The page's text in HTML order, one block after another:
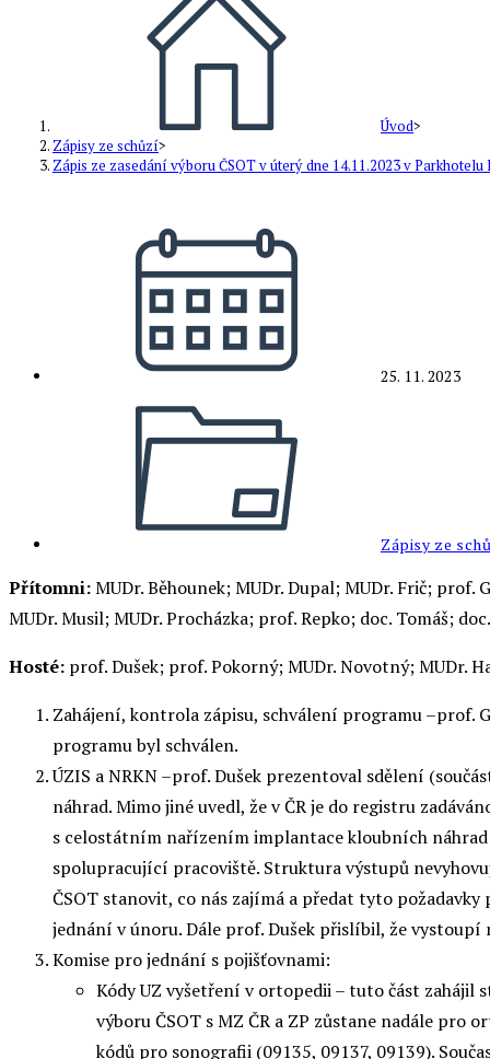
Úvod>
Zápisy ze schůzí>
Zápis ze zasedání výboru ČSOT v úterý dne 14.11.2023 v Parkhotelu
25. 11. 2023
Zápisy ze
Přítomni:MUDr. Běhounek; MUDr. Dupal; MUDr. Frič;
MUDr. Musil; MUDr. Procházka; prof. Repko; doc. Tomáš;
Hosté: prof. Dušek; prof. Pokorný; MUDr. Novotný; MUDr.
Zahájení, kontrola zápisu, schválení programu –prof.
programu byl schválen.
ÚZIS a NRKN –prof. Dušek prezentoval sdělení
náhrad. Mimo jiné uvedl, že v ČR je do registru
s celostátním nařízením implantace kloubních
spolupracující pracoviště. Struktura výstupů
ČSOT stanovit, co nás zajímá a předat tyto
jednání v únoru. Dále prof. Dušek přislíbil, že
Komise pro jednání s pojišťovnami:
Kódy UZ vyšetření v ortopedii – tuto část zahájil
výboru ČSOT s MZ ČR a ZP zůstane nadále pro
kódů pro sonografii (09135, 09137, 09139).